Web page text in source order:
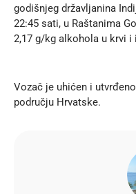
godišnjeg državljanina
22:45 sati, u Raštanima
2,17 g/kg alkohola u krvi i
Vozač je uhićen i
području Hrvatske.